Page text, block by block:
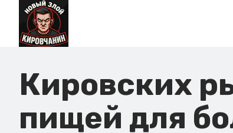
Кировских
пищей для